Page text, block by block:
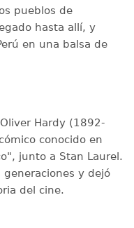
pueblos de
hasta allí, y
en una balsa de
Hardy (1892-
conocido en
junto a Stan Laurel.
y dejó
del cine.